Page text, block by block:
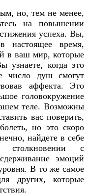
но, тем не менее,
на повышении
успеха. Вы,
настоящее время,
в ваш мир, которые
узнаете, когда это
число душ смогут
аффекта. Это
головокружение
теле. Возможны
вас поверить,
но это скоро
найдете в себе
столкновении с
эмоций
В то же самое
других, которые